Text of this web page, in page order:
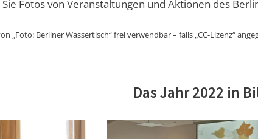
Fotos von Veranstaltungen und Aktionen des
„Foto: Berliner Wassertisch“ frei verwendbar – falls „CC-Lizenz“
Das Jahr 2022 in